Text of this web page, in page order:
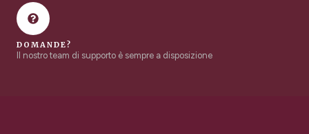
DOMANDE?
Il nostro team di supporto è sempre a disposizione